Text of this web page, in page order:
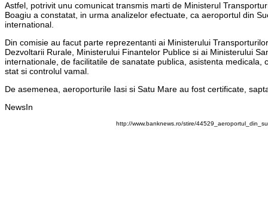
Astfel, potrivit unu comunicat transmis marti de Ministerul
Boagiu a constatat, in urma analizelor efectuate, ca aeroportul din
international.
Din comisie au facut parte reprezentanti ai Ministerului
Dezvoltarii Rurale, Ministerului Finantelor Publice si ai Ministerului
internationale, de facilitatile de sanatate publica, asistenta
stat si controlul vamal.
De asemenea, aeroporturile Iasi si Satu Mare au fost certificate,
NewsIn
http://www.banknews.ro/stire/